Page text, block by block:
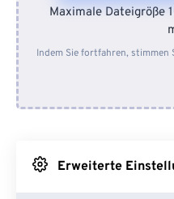
Vom
Von
Maximale Dateigröße
Indem Sie fortfahren, stimmen
Erweiterte